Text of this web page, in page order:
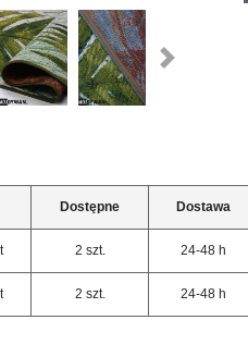
Dostępne Dostawa
2 szt. 24-48 h
2 szt. 24-48 h